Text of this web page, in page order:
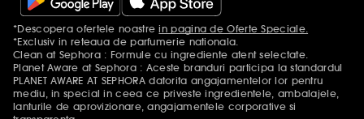
Mentiuni aditionale
*Descopera ofertele noastrein pagina de Oferte Speciale.
*Exclusiv in reteaua de parfumerie nationala.
Clean at Sephora : Formule cu ingrediente atent selectate.
Planet Aware at Sephora : Aceste branduri participa la standardul
PLANET AWARE AT SEPHORA datorita angajamentelor lor pentru
mediu, in special in ceea ce priveste ingredientele, ambalajele,
lanturile de aprovizionare, angajamentele corporative si